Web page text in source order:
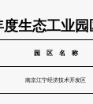
生态工业园